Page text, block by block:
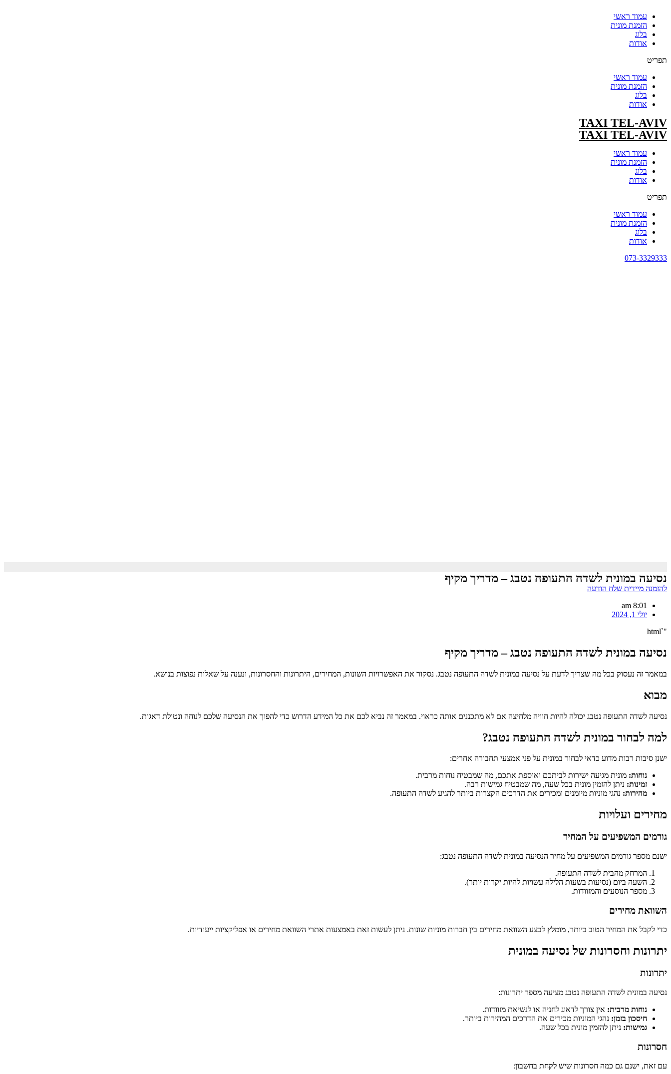
עמוד ראשי
הזמנת מונית
בלוג
אודות
תפריט
עמוד ראשי
הזמנת מונית
בלוג
אודות
TAXI TEL-AVIV
TAXI TEL-AVIV
עמוד ראשי
הזמנת מונית
בלוג
אודות
תפריט
עמוד ראשי
הזמנת מונית
בלוג
אודות
073-3329333
נסיעה במונית לשדה התעופה נטבג – מדריך מקיף
להזמנה מיידית שלח הודעה
8:01 am
יולי 1, 2024
"`html
נסיעה במונית לשדה התעופה נטבג – מדריך מקיף
במאמר זה נעסוק בכל מה שצריך לדעת על נסיעה במונית לשדה התעופה נטבג. נסקור את האפשרויות השונות, המחירים, היתרונות והחסרונות, ונענה על שאלות נפוצות בנושא.
מבוא
נסיעה לשדה התעופה נטבג יכולה להיות חוויה מלחיצה אם לא מתכננים אותה כראוי. במאמר זה נביא לכם את כל המידע הדרוש כדי להפוך את הנסיעה שלכם לנוחה ונטולת דאגות.
למה לבחור במונית לשדה התעופה נטבג?
ישנן סיבות רבות מדוע כדאי לבחור במונית על פני אמצעי תחבורה אחרים:
נוחות: מונית מגיעה ישירות לביתכם ואוספת אתכם, מה שמבטיח נוחות מרבית.
זמינות: ניתן להזמין מונית בכל שעה, מה שמבטיח גמישות רבה.
מהירות: נהגי מוניות מיומנים ומכירים את הדרכים הקצרות ביותר להגיע לשדה התעופה.
מחירים ועלויות
גורמים המשפיעים על המחיר
ישנם מספר גורמים המשפיעים על מחיר הנסיעה במונית לשדה התעופה נטבג:
המרחק מהבית לשדה התעופה.
השעה ביום (נסיעות בשעות הלילה עשויות להיות יקרות יותר).
מספר הנוסעים והמזוודות.
השוואת מחירים
כדי לקבל את המחיר הטוב ביותר, מומלץ לבצע השוואת מחירים בין חברות מוניות שונות. ניתן לעשות זאת באמצעות אתרי השוואת מחירים או אפליקציות ייעודיות.
יתרונות וחסרונות של נסיעה במונית
יתרונות
נסיעה במונית לשדה התעופה נטבג מציעה מספר יתרונות:
נוחות מרבית: אין צורך לדאוג לחניה או לנשיאת מזוודות.
חיסכון בזמן: נהגי המוניות מכירים את הדרכים המהירות ביותר.
גמישות: ניתן להזמין מונית בכל שעה.
חסרונות
עם זאת, ישנם גם כמה חסרונות שיש לקחת בחשבון: